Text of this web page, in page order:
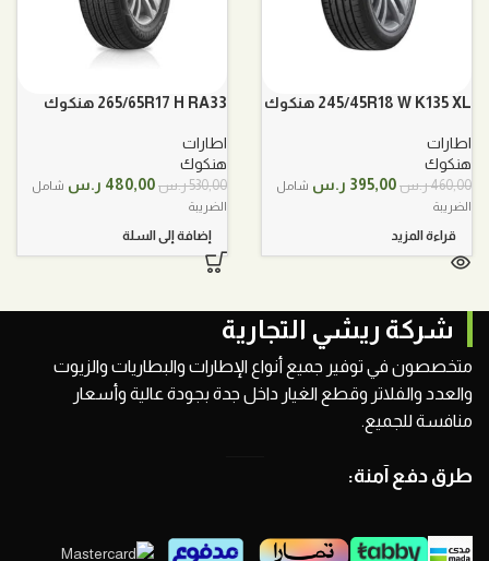
245/45R18 W K135 XL هنكوك
اطارات
هنكوك
460,00ر.س السعر
460,00 ر.س.
395,00 ر.س السعر
شامل
الضريبة
قراءة المزيد
265/65R17 H RA33 هنكوك
اطارات
هنكوك
530,00ر.س السعر
530,00 ر.س.
480,00 ر.س السعر
شامل
الضريبة
إضافة إلى السلة
شركة ريشي التجارية
متخصصون في توفير جميع أنواع الإطارات والبطاريات والزيوت
والعدد والفلاتر وقطع الغيار داخل جدة بجودة عالية وأسعار
منافسة للجميع.
طرق دفع آمنة: